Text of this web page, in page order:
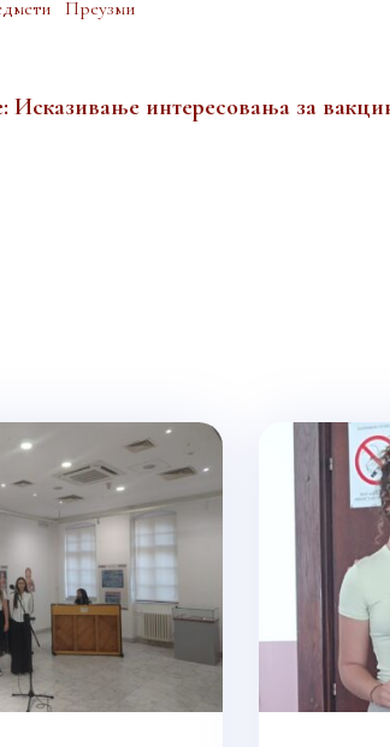
Преузми
Исказивање интересовања за